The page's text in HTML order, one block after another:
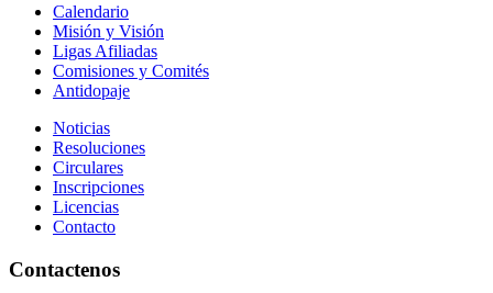
Calendario
Misión y Visión
Ligas Afiliadas
Comisiones y Comités
Antidopaje
Noticias
Resoluciones
Circulares
Inscripciones
Licencias
Contacto
Contactenos